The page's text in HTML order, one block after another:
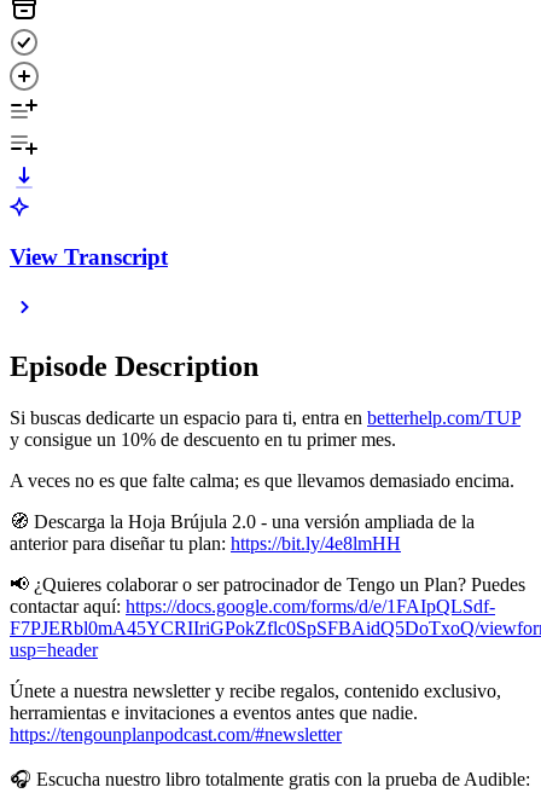
View Transcript
Episode Description
Si buscas dedicarte un espacio para ti, entra en betterhelp.com/TUP
y consigue un 10% de descuento en tu primer mes.
A veces no es que falte calma; es que llevamos demasiado encima.
🧭 Descarga la Hoja Brújula 2.0 - una versión ampliada de la
anterior para diseñar tu plan: https://bit.ly/4e8lmHH
📢 ¿Quieres colaborar o ser patrocinador de Tengo un Plan? Puedes
contactar aquí: https://docs.google.com/forms/d/e/1FAIpQLSdf-
F7PJERbl0mA45YCRIIriGPokZflc0SpSFBAidQ5DoTxoQ/
usp=header
Únete a nuestra newsletter y recibe regalos, contenido exclusivo,
herramientas e invitaciones a eventos antes que nadie.
https://tengounplanpodcast.com/#newsletter
🎧 Escucha nuestro libro totalmente gratis con la prueba de Audible: